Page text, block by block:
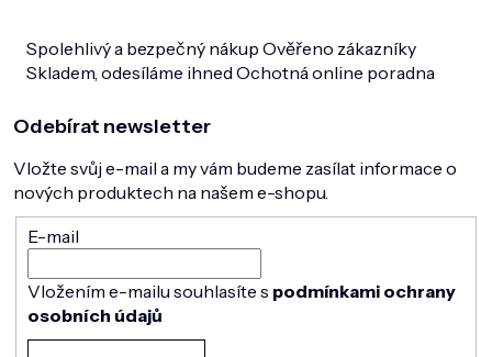
Spolehlivý a bezpečný nákup Ověřeno zákazníky
Skladem, odesíláme ihned Ochotná online poradna
Odebírat newsletter
Vložte svůj e-mail a my vám budeme zasílat informace o
nových produktech na našem e-shopu.
E-mail
Vložením e-mailu souhlasíte s podmínkami ochrany
osobních údajů